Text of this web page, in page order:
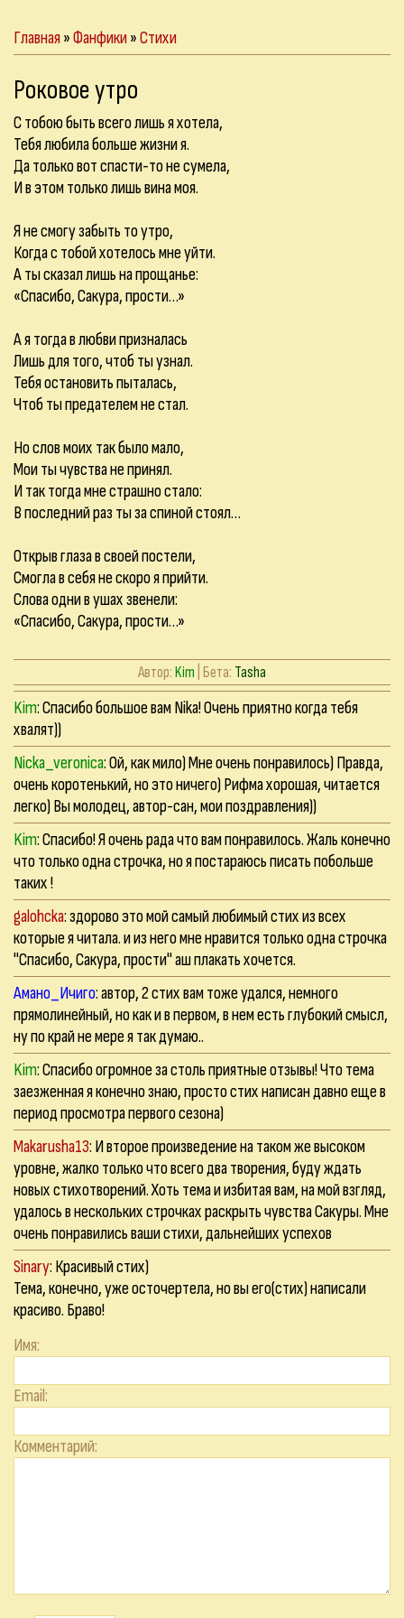
Главная»Фанфики»Стихи
Роковое утро
С тобою быть всего лишь я хотела,
Тебя любила больше жизни я.
Да только вот спасти-то не сумела,
И в этом только лишь вина моя.
Я не смогу забыть то утро,
Когда с тобой хотелось мне уйти.
А ты сказал лишь на прощанье:
«Спасибо, Сакура, прости…»
А я тогда в любви призналась
Лишь для того, чтоб ты узнал.
Тебя остановить пыталась,
Чтоб ты предателем не стал.
Но слов моих так было мало,
Мои ты чувства не принял.
И так тогда мне страшно стало:
В последний раз ты за спиной стоял…
Открыв глаза в своей постели,
Смогла в себя не скоро я прийти.
Слова одни в ушах звенели:
«Спасибо, Сакура, прости…»
Автор:Kim | Бета: Tasha
Kim: Спасибо большое вам Nika! Очень приятно когда тебя
хвалят))
Nicka_veronica: Ой, как мило) Мне очень понравилось) Правда,
очень коротенький, но это ничего) Рифма хорошая, читается
легко) Вы молодец, автор-сан, мои поздравления))
Kim: Спасибо! Я очень рада что вам понравилось. Жаль конечно
что только одна строчка, но я постараюсь писать побольше
таких !
galohcka: здорово это мой самый любимый стих из всех
которые я читала. и из него мне нравится только одна строчка
"Спасибо, Сакура, прости" аш плакать хочется.
Амано_Ичиго: автор, 2 стих вам тоже удался, немного
прямолинейный, но как и в первом, в нем есть глубокий смысл,
ну по край не мере я так думаю..
Kim: Спасибо огромное за столь приятные отзывы! Что тема
заезженная я конечно знаю, просто стих написан давно еще в
период просмотра первого сезона)
Makarusha13: И второе произведение на таком же высоком
уровне, жалко только что всего два творения, буду ждать
новых стихотворений. Хоть тема и избитая вам, на мой взгляд,
удалось в нескольких строчках раскрыть чувства Сакуры. Мне
очень понравились ваши стихи, дальнейших успехов
Sinary: Красивый стих)
Тема, конечно, уже осточертела, но вы его(стих) написали
красиво. Браво!
Имя:
Email:
Комментарий: